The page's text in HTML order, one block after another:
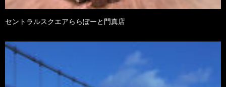
セントラルスクエアららぽーと門真店